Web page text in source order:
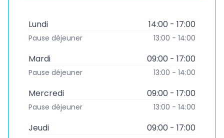
Lundi 14:00 - 17:00
Pause déjeuner 13:00 - 14:00
Mardi 09:00 - 17:00
Pause déjeuner 13:00 - 14:00
Mercredi 09:00 - 17:00
Pause déjeuner 13:00 - 14:00
Jeudi 09:00 - 17:00